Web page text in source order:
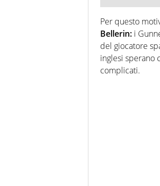
Per questo
Bellerin: i
del giocatore
inglesi sperano
complicati.